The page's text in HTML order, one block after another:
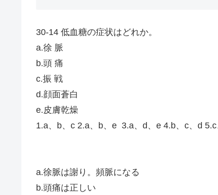
30-14 低血糖の症状はどれか。
a.徐 脈
b.頭 痛
c.振 戦
d.顔面蒼白
e.皮膚乾燥
1.a、b、c 2.a、b、e 3.a、d、e 4.b、c、d
a.徐脈は謝り。頻脈になる
b.頭痛は正しい